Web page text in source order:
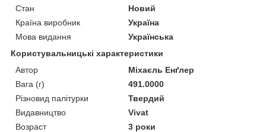
Стан
Новий
Країна виробник
Україна
Мова видання
Українська
Користувальницькі характеристики
Автор
Міхаєль Енґлер
Вага (г)
491.0000
Різновид палітурки
Твердий
Видавництво
Vivat
Возраст
3 роки